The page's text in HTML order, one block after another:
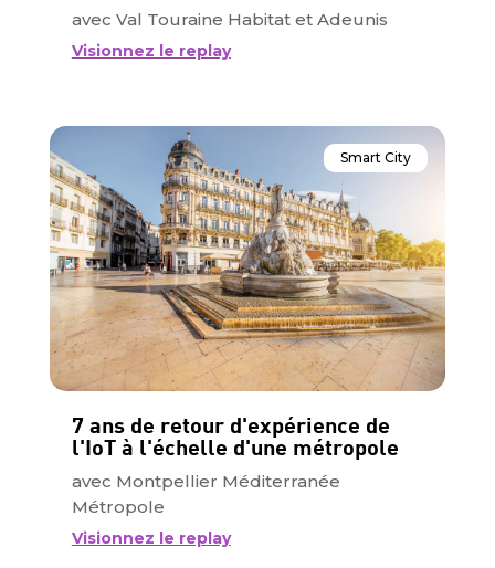
avec Val Touraine Habitat et Adeunis
Visionnez le replay
Smart City
7 ans de retour d'expérience de
l'IoT à l'échelle d'une métropole
avec Montpellier Méditerranée
Métropole
Visionnez le replay